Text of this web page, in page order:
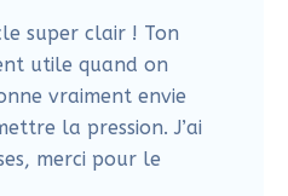
le plaisir de
pour réveiller ton élan